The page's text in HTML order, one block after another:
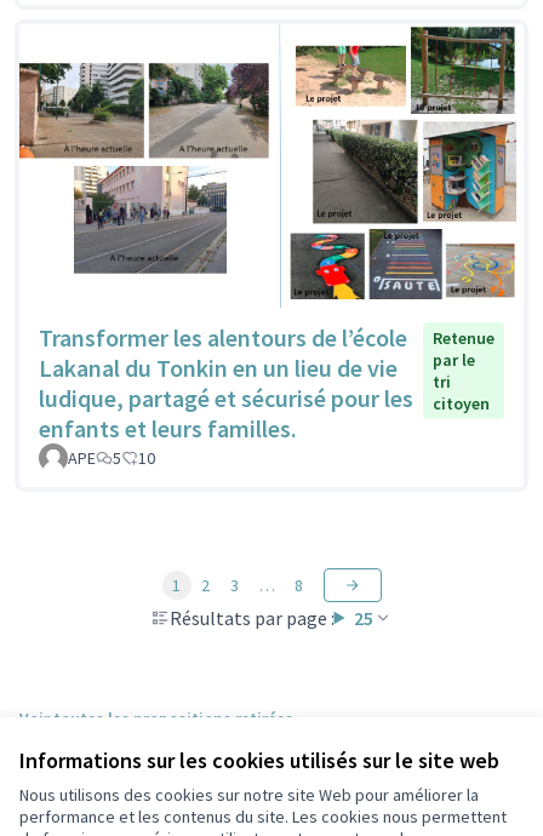
Informations sur les cookies utilisés sur le site web
Nous utilisons des cookies sur notre site Web pour améliorer la
performance et les contenus du site. Les cookies nous permettent
Transformer les alentours de l’école
Lakanal du Tonkin en un lieu de vie
ludique, partagé et sécurisé pour les
enfants et leurs familles.
Retenue
par le
tri
citoyen
APE 5 10
Résultats par page : 25
1 2 3 … 8
Voir toutes les propositions retirées
Conditions d'utilisation
Paramètres des cookies